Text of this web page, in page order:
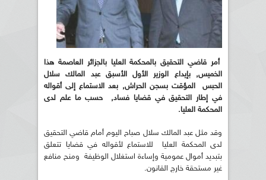
أمر قاضي التحقيق بالمحكمة العليا بالجزائر العاصمة هذا
الخميس, بإيداع الوزير الأول الأسبق عبد المالك سلال
الحبس المؤقت بسجن الحراش, بعد الاستماع إلى أقواله
في إطار التحقيق في قضايا فساد, حسب ما علم لدى
المحكمة العليا.
وقد مثل عبد المالك سلال صباح اليوم أمام قاضي التحقيق
لدى المحكمة العليا للاستماع لأقواله في قضايا تتعلق
بتبديد أموال عمومية وإساءة استغلال الوظيفة ومنح منافع
غير مستحقة خارج القانون.